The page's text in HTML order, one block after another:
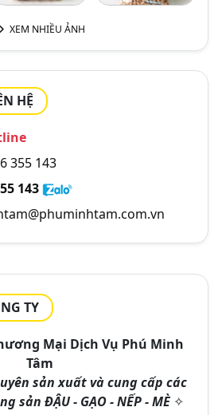
XEM NHIỀU ẢNH
HỆ
355 143
143
TY
Mại Dịch Vụ Phú Minh
Tâm
sản xuất và cung cấp các
sản ĐẬU - GẠO - NẾP - MÈ✧